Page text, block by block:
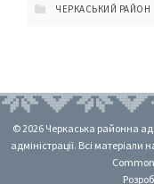
ЧЕРКАСЬКИЙ РАЙОН
© 2026 Черкаська районна
адміністрації. Всі матеріали